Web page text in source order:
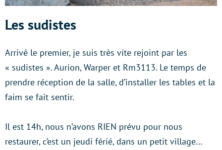
Les sudistes
Arrivé le premier, je suis très vite rejoint par les
« sudistes ». Aurion, Warper et Rm3113. Le temps de
prendre réception de la salle, d’installer les tables et la
faim se fait sentir.
Il est 14h, nous n’avons RIEN prévu pour nous
restaurer, c’est un jeudi férié, dans un petit village…